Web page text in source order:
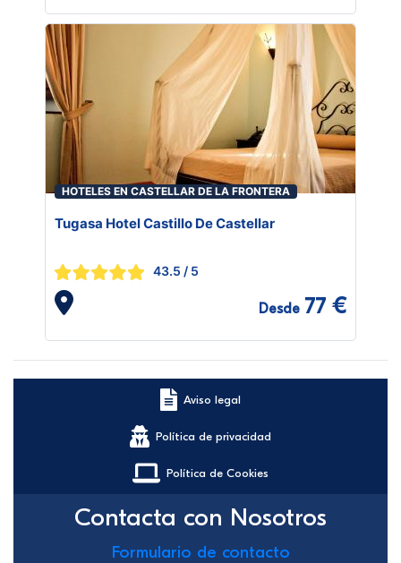
HOTELES EN CASTELLAR DE LA FRONTERA
Tugasa Hotel Castillo De Castellar
43.5 / 5
Desde 77 €
Aviso legal
Política de privacidad
Política de Cookies
Contacta con Nosotros
Formulario de contacto